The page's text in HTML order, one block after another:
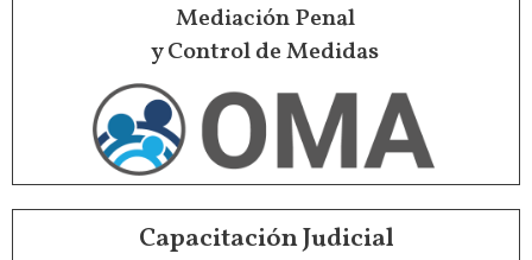
Mediación Penal
y Control de Medidas
Capacitación Judicial